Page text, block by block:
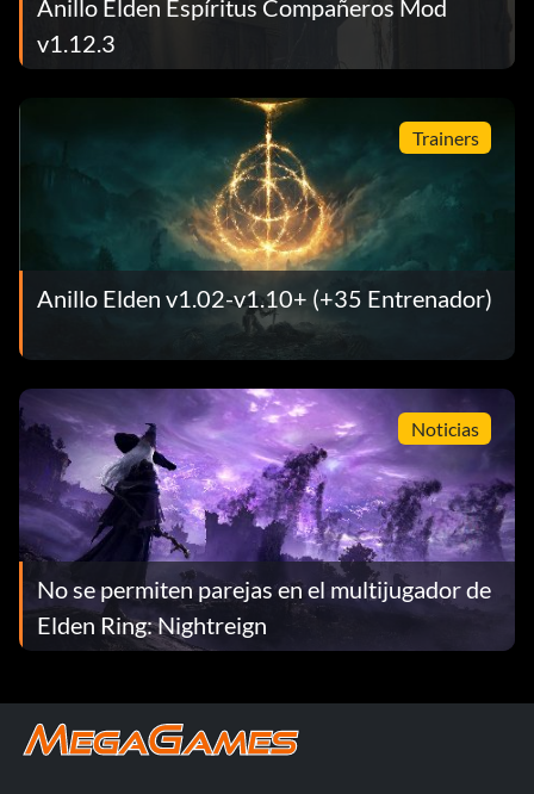
Anillo Elden Espíritus Compañeros Mod
v1.12.3
Trainers
Anillo Elden v1.02-v1.10+ (+35 Entrenador)
Noticias
No se permiten parejas en el multijugador de
Elden Ring: Nightreign